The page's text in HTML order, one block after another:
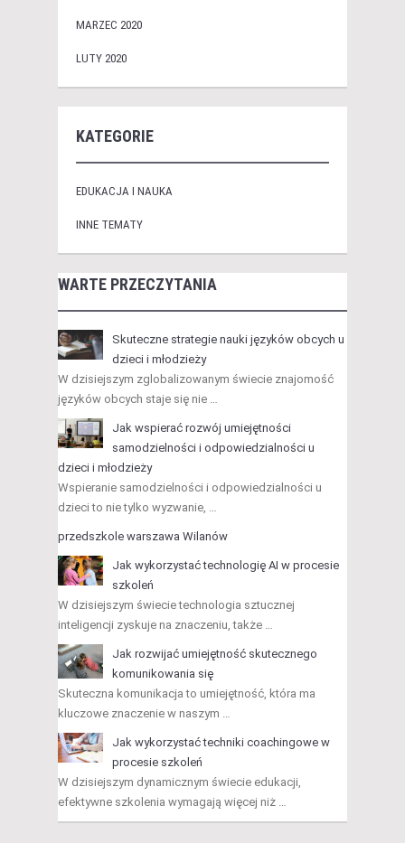
MARZEC 2020
LUTY 2020
KATEGORIE
EDUKACJA I NAUKA
INNE TEMATY
WARTE PRZECZYTANIA
Skuteczne strategie nauki języków obcych u
dzieci i młodzieży
W dzisiejszym zglobalizowanym świecie znajomość
języków obcych staje się nie …
Jak wspierać rozwój umiejętności
samodzielności i odpowiedzialności u
dzieci i młodzieży
Wspieranie samodzielności i odpowiedzialności u
dzieci to nie tylko wyzwanie, …
przedszkole warszawa Wilanów
Jak wykorzystać technologię AI w procesie
szkoleń
W dzisiejszym świecie technologia sztucznej
inteligencji zyskuje na znaczeniu, także …
Jak rozwijać umiejętność skutecznego
komunikowania się
Skuteczna komunikacja to umiejętność, która ma
kluczowe znaczenie w naszym …
Jak wykorzystać techniki coachingowe w
procesie szkoleń
W dzisiejszym dynamicznym świecie edukacji,
efektywne szkolenia wymagają więcej niż …